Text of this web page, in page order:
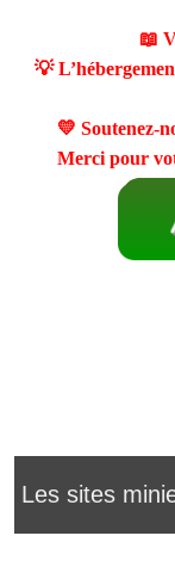
📖
💡
💛 Soutenez-
Merci pour
Les sites